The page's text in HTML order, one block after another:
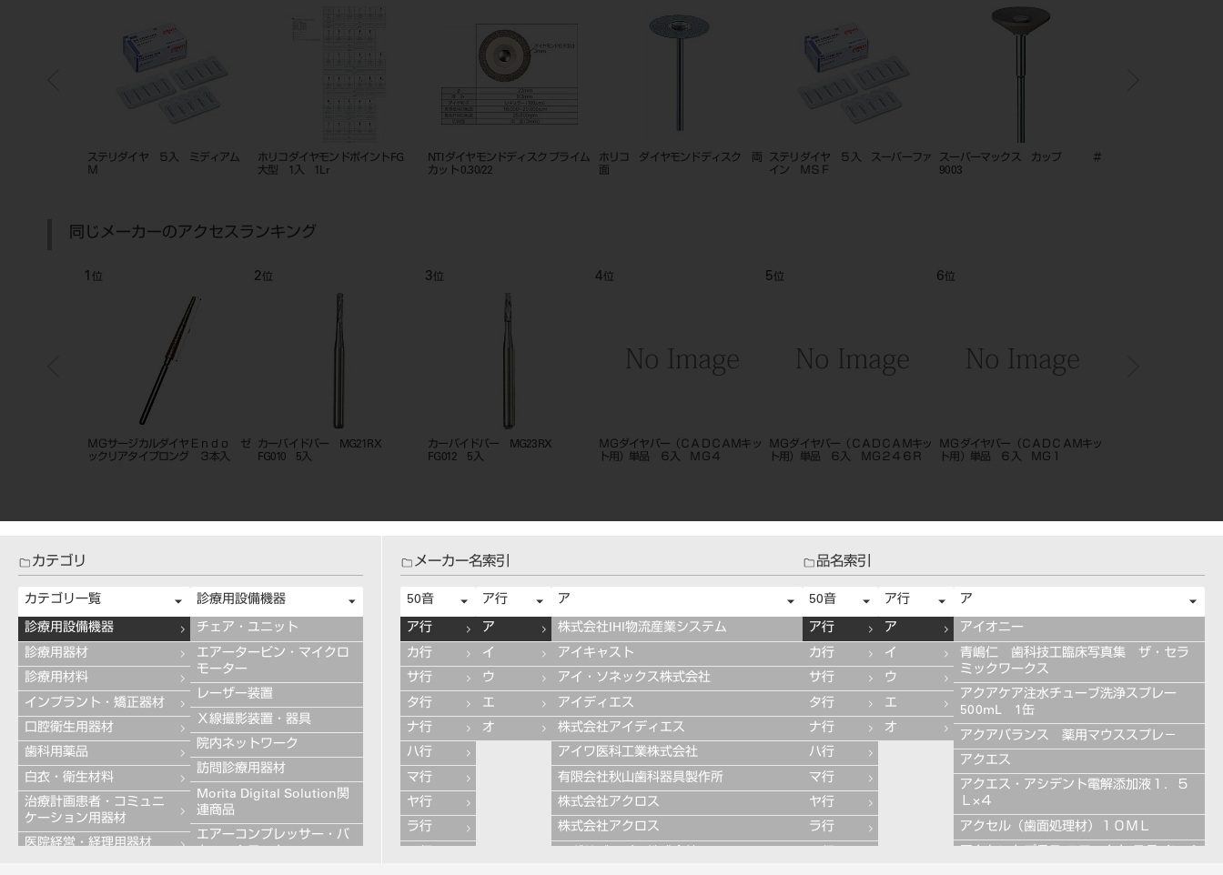
ステリダイヤ ５入 ミディアム
Ｍ
ホリコダイヤモンドポイントFG
大型 1入 1Lr
NTI ダイヤモンドディスク プライム
カット 0.30/22
ホリコ ダイヤモンドディスク 両
面
ステリダイヤ ５入 スーパーファ
イン ＭＳＦ
スーパーマックス カップ ＃
9003
同じメーカーのアクセスランキング
1 位
ＭＧサージカルダイヤＥｎｄｏ ゼ
ックリアタイプロング ３本入
2 位
カーバイドバー MG21RX
FG010 5入
3位
カーバイドバー MG23RX
FG012 5入
4位
ＭＧダイヤバー（ＣＡＤＣＡＭキッ
ト用）単品 ６入 ＭＧ４
5位
ＭＧダイヤバー（ＣＡＤＣＡＭキッ
ト用）単品 ６入 ＭＧ２４６Ｒ
6位
ＭＧダイヤバー（ＣＡＤＣＡＭキッ
ト用）単品 ６入 ＭＧ１
カテゴリ
カテゴリ一覧
診療用設備機器
診療用器材
診療用材料
インプラント・矯正器材
口腔衛生用器材
歯科用薬品
白衣・衛生材料
治療計画患者・コミュニ
ケーション用器材
医院経営・経理用器材
診療用設備機器
チェア・ユニット
エアータービン・マイクロ
モーター
レーザー装置
Ｘ線撮影装置・器具
院内ネットワーク
訪問診療用器材
Morita Digital Solution関
連商品
エアーコンプレッサー・バ
メーカー名索引
50音
ア行
カ行
サ行
タ行
ナ行
ハ行
マ行
ヤ行
ラ行
ア行
ア
イ
ウ
エ
オ
ア
株式会社IHI物流産業システム
アイキャスト
アイ・ソネックス株式会社
アイディエス
株式会社アイディエス
アイワ医科工業株式会社
有限会社秋山歯科器具製作所
株式会社アクロス
株式会社アクロス
品名索引
50音
ア行
カ行
サ行
タ行
ナ行
ハ行
マ行
ヤ行
ラ行
ア行
ア
イ
ウ
エ
オ
ア
アイオニー
青嶋仁 歯科技工臨床写真集 ザ・セラ
ミックワークス
アクアケア注水チューブ洗浄スプレー
500mL 1缶
アクアバランス 薬用マウススプレ－
アクエス
アクエス・アシデント電解添加液１．５
Ｌ×４
アクセル（歯面処理材）１０ＭＬ